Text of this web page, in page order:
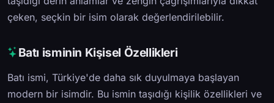
çeken, seçkin bir isim olarak değerlendirilebilir.
Batı isminin Kişisel Özellikleri
Batı ismi, Türkiye'de daha sık duyulmaya başlayan
modern bir isimdir. Bu ismin taşıdığı kişilik özellikleri ve